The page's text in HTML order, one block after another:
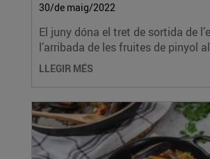
30/de maig/2022
El juny dóna el tret de sortida de
l’arribada de les fruites de pinyol
LLEGIR MÉS